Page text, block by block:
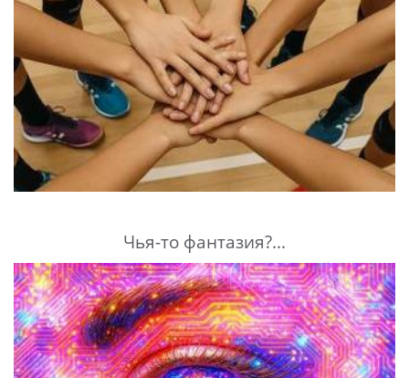
Чья-то фантазия?...